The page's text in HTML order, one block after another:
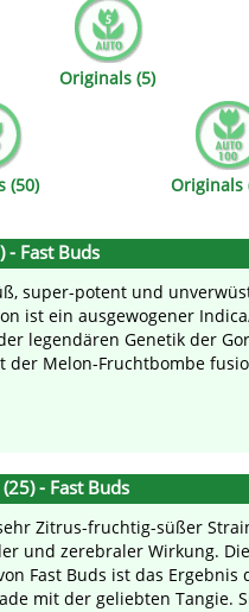
Originals (5)
(50) Originals
- Fast Buds
super-potent und
ist ein ausgewogener
legendären Genetik der
der Melon-Fruchtbombe
- Fast Buds
Zitrus-fruchtig-süßer
und zerebraler Wirkung.
Fast Buds ist das Ergebnis
mit der geliebten Tangie.